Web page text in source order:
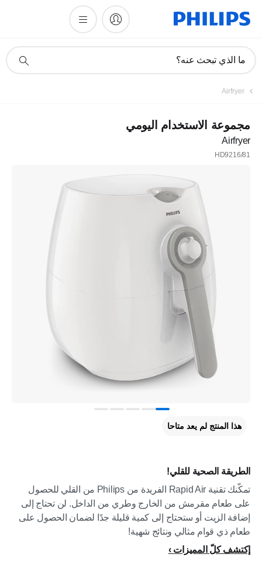
دعم
ما الذي تبحث عنه؟
Airfryer
مجموعة الاستخدام اليومي
Airfryer
HD9216/81
الطريقة الصحية للقلي!
تمكّنك تقنية Rapid Air الفريدة من Philips من القلي للحصول
على طعام مقرمش من الخارج وطري من الداخل. لن تحتاج إلى
إضافة الزيت أو ستحتاج إلى كمية قليلة جدًا لضمان الحصول على
طعام ذي قوام مثالي ونتائج شهية!
إكتشف كلّ المميزات
هذا المنتج لم يعد متاحا